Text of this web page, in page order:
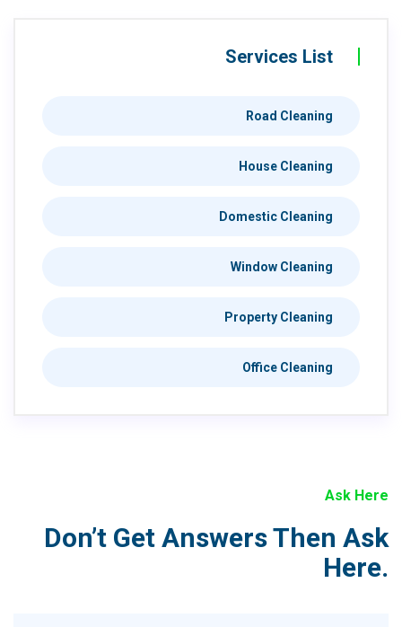
Services List
Road Cleaning
House Cleaning
Domestic Cleaning
Window Cleaning
Property Cleaning
Office Cleaning
Ask Here
Don’t Get Answers Then Ask
Here.